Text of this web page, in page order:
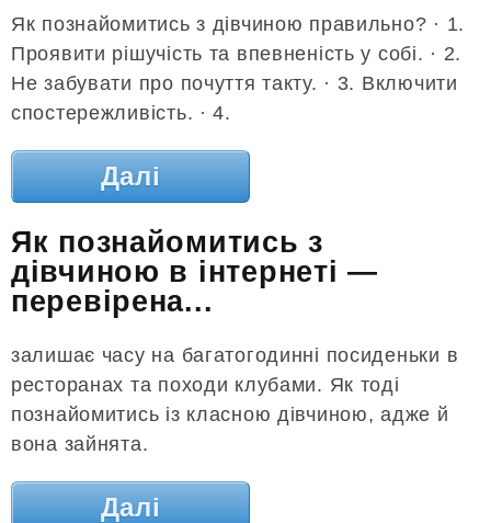
Як познайомитись з дівчиною правильно? · 1.
Проявити рішучість та впевненість у собі. · 2.
Не забувати про почуття такту. · 3. Включити
спостережливість. · 4.
Далі
Як познайомитись з
дівчиною в інтернеті —
перевірена...
залишає часу на багатогодинні посиденьки в
ресторанах та походи клубами. Як тоді
познайомитись із класною дівчиною, адже й
вона зайнята.
Далі